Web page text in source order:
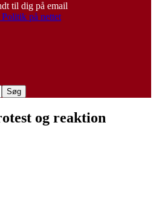
til dig på email
og reaktion